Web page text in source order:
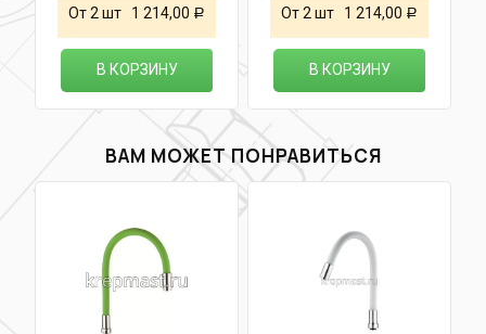
От 2 шт 1 214,00 Р
В КОРЗИНУ
От 2 шт 1 214,00 Р
В КОРЗИНУ
ВАМ МОЖЕТ ПОНРАВИТЬСЯ